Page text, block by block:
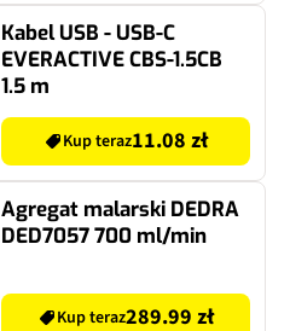
Kabel USB - USB-C
EVERACTIVE CBS-1.5CB
1.5 m
Kup teraz11.08 zł
Agregat malarski DEDRA
DED7057 700 ml/min
Kup teraz289.99 zł